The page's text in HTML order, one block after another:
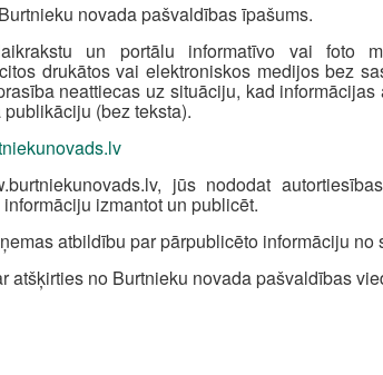
novada pašvaldības īpašums.
un portālu informatīvo vai foto
drukātos vai elektroniskos medijos bez
neattiecas uz situāciju, kad
(bez teksta).
jūs nododat
izmantot un publicēt.
atbildību par pārpublicēto informāciju no
atšķirties no Burtnieku novada pašvaldības